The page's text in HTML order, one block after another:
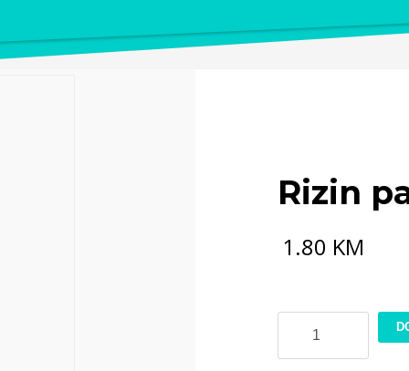
Rizin
1.80 KM
21x30cm